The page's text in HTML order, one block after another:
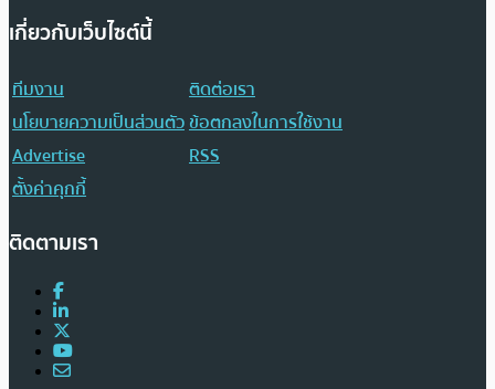
เกี่ยวกับเว็บไซต์นี้
ทีมงาน
ติดต่อเรา
นโยบายความเป็นส่วนตัวข้อตกลงในการใช้งาน
Advertise
RSS
ตั้งค่าคุกกี้
ติดตามเรา